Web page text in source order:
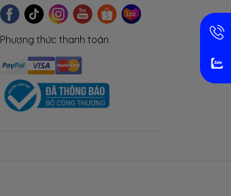
Phương thức thanh toán